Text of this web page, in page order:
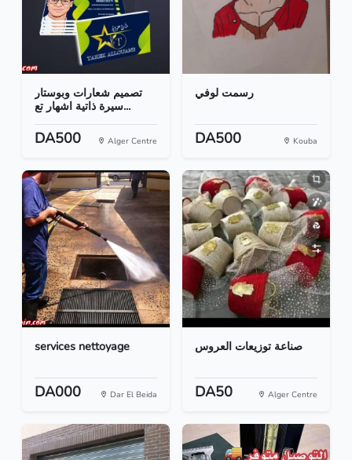
تصميم شعارات وبوستار
سيرة ذاتية اشهار تع...
DA500 Alger Centre
رسمت لوفي
DA500 Kouba
services nettoyage
DA000 Dar El Beida
صناعة توزيعات العروس
DA50 Alger Centre